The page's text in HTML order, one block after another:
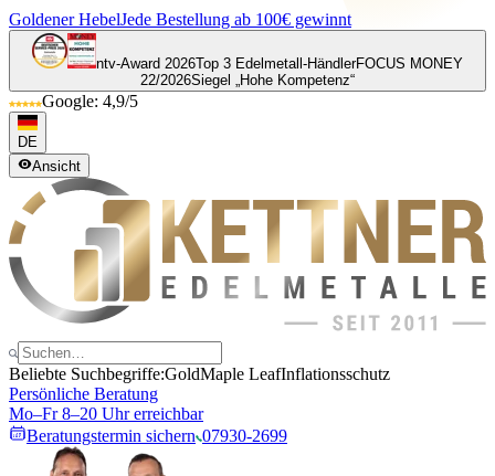
Goldener HebelJede Bestellung ab 100€ gewinnt
ntv-Award 2026Top 3 Edelmetall-HändlerFOCUS MONEY
22/2026Siegel „Hohe Kompetenz“
Google: 4,9/5
DE
Ansicht
Beliebte Suchbegriffe:GoldMaple LeafInflationsschutz
Persönliche Beratung
Mo–Fr 8–20 Uhr erreichbar
Beratungstermin sichern 07930-2699